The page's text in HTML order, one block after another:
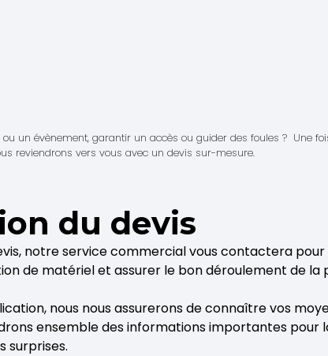
un évènement, garantir un accès ou guider des foules ? Une
reviendrons vers vous avec un devis sur-mesure.
du devis
notre service commercial vous contactera pour
de matériel et assurer le bon déroulement de la
nous nous assurerons de connaître vos
ensemble des informations importantes pour
surprises.